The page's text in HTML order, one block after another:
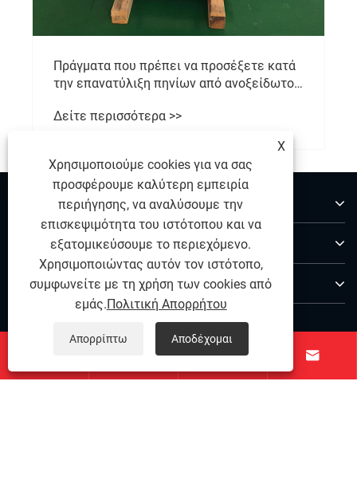
Πράγματα που πρέπει να προσέξετε κατά
την επανατύλιξη πηνίων από ανοξείδωτο
Δείτε περισσότερα >>
Σχετικά με εμάς
Προϊόντα
Επικοινωνήστε μαζί μας
 
X
Χρησιμοποιούμε cookies για να σας
προσφέρουμε καλύτερη εμπειρία
περιήγησης, να αναλύσουμε την
επισκεψιμότητα του ιστότοπου και να
εξατομικεύσουμε το περιεχόμενο.
Χρησιμοποιώντας αυτόν τον ιστότοπο,
συμφωνείτε με τη χρήση των cookies από
εμάς.Πολιτική Απορρήτου
Απορρίπτω Αποδέχομαι